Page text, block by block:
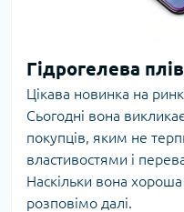
Гідрогелева
Цікава новинка на
Сьогодні вона
покупців, яким не
властивостями і
Наскільки вона
розповімо далі.